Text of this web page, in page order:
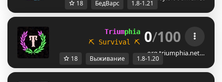
18 БедВарс 1.8-1.21
Triumphia
[1.8 / 1.20.x]
⛏ Survival
⛏ ☁ Parkour
0/100
org.triumphia.net…
18 Выживание 1.8-1.20